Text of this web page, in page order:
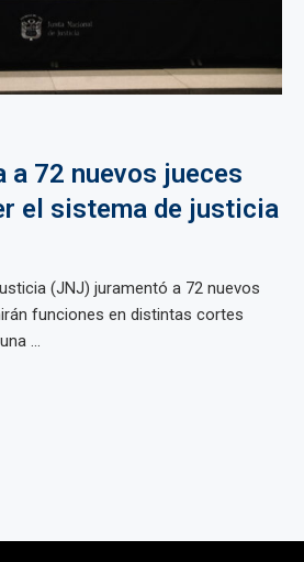
72 nuevos jueces
el sistema de justicia
(JNJ) juramentó a 72 nuevos
funciones en distintas cortes
...